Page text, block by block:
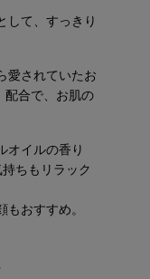
して、すっきり
愛されていたお
配合で、お肌の
オイルの香り
ちもリラック
おすすめ。